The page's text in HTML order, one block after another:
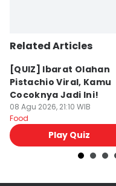
Related Articles
[QUIZ] Ibarat Olahan
Pistachio Viral, Kamu
Cocoknya Jadi Ini!
08 Agu 2026, 21:10 WIB
Food
Play Quiz